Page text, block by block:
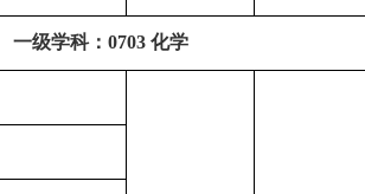
一级学科：0703 化学